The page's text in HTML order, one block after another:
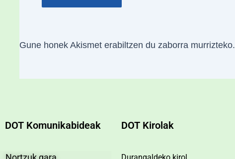
Gune honek Akismet erabiltzen du zaborra murrizteko.
DOT Komunikabideak DOT Kirolak